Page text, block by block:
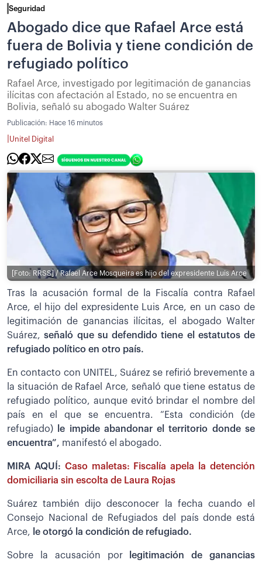
Seguridad
Abogado dice que Rafael Arce está
fuera de Bolivia y tiene condición de
refugiado político
Rafael Arce, investigado por legitimación de ganancias
ilícitas con afectación al Estado, no se encuentra en
Bolivia, señaló su abogado Walter Suárez
Publicación: Hace 16 minutos
Unitel Digital
[Foto: RRSS] / Rafael Arce Mosqueira es hijo del expresidente Luis Arce
Tras la acusación formal de la Fiscalía contra Rafael
Arce, el hijo del expresidente Luis Arce, en un caso de
legitimación de ganancias ilícitas, el abogado Walter
Suárez,señaló que su defendido tiene el estatutos de
refugiado político en otro país.
En contacto con UNITEL, Suárez se refirió brevemente a
la situación de Rafael Arce, señaló que tiene estatus de
refugiado político, aunque evitó brindar el nombre del
país en el que se encuentra. “Esta condición (de
refugiado) le impide abandonar el territorio donde se
encuentra”, manifestó el abogado.
MIRA AQUÍ: Caso maletas: Fiscalía apela la detención
domiciliaria sin escolta de Laura Rojas
Suárez también dijo desconocer la fecha cuando el
Consejo Nacional de Refugiados del país donde está
Arce, le otorgó la condición de refugiado.
Sobre la acusación porlegitimación de ganancias